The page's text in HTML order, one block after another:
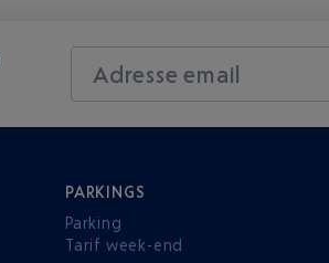
Adresse email
PARKINGS
Parking
Tarif week-end